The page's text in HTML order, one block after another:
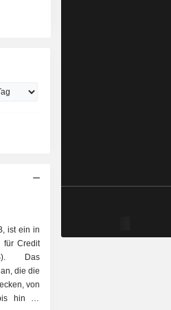
ist ein in
für Credit
Das
die die
von
hin zu